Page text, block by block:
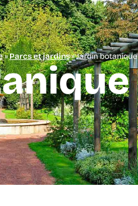
»Parcs et jardins»Jardin botanique